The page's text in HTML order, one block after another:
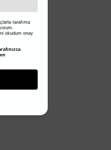
tarafıma
okudum onay